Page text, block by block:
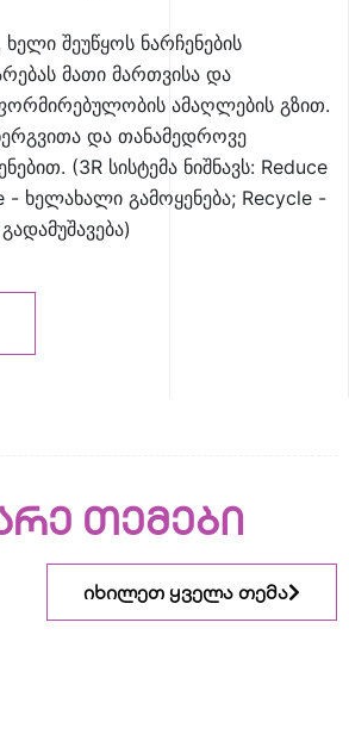
ხელი შეუწყოს ნარჩენების
მათი მართვისა და
ამაღლების გზით.
და თანამედროვე
(3R სისტემა ნიშნავს: Reduce
- ხელახალი გამოყენება; Recycle -
თემები
იხილეთ ყველა თემა